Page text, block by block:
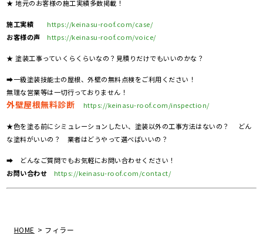
★ 地元のお客様の施工実績多数掲載！
施工実績
https://keinasu-roof.com/case/
お客様の声
https://keinasu-roof.com/voice/
★ 塗装工事っていくらくらいなの？見積りだけでもいいのかな？
➡一級塗装技能士の屋根、外壁の無料点検をご利用ください！
無理な営業等は一切行っておりません！
外壁屋根無料診断 https://keinasu-roof.com/inspection/
★色を塗る前にシミュレーションしたい、塗装以外の工事方法はないの？ どん
な塗料がいいの？ 業者はどうやって選べばいいの？
➡ どんなご質問でもお気軽にお問い合わせください！
お問い合わせ
https://keinasu-roof.com/contact/
HOME > フィラー